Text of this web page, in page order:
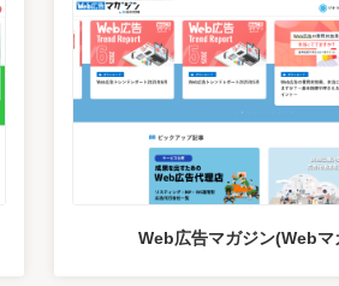
Web広告マガジン(Webマ